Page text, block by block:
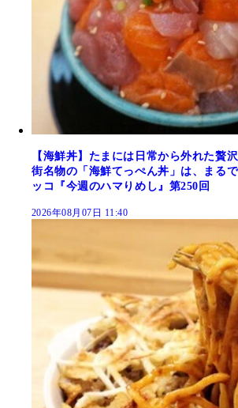
【海鮮丼】たまには日常から外れた贅
街名物の「海鮮てっぺん丼」は、まる
ッコ『今週のハマりめし』第250回
2026年08月07日 11:40